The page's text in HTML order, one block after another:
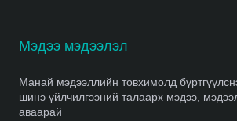
Мэдээ мэдээлэл
Манай мэдээллийн товхимолд
шинэ үйлчилгээний талаарх мэдээ,
аваарай